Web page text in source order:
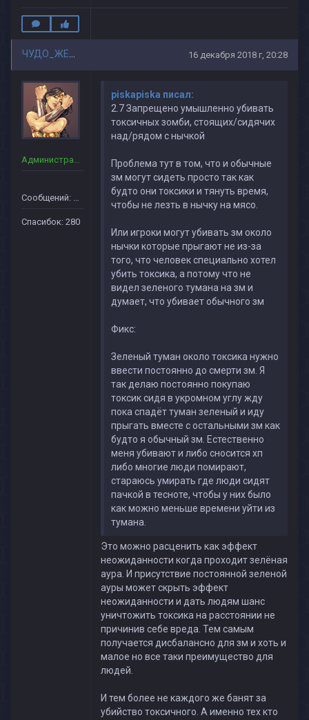
16 декабря 2018 г, 20:28
Администраторы
Сообщений: 90
Спасибок: 280
piskapiska писал:
2.7 Запрещено умышленно убивать
токсичных зомби, стоящих/сидячих
над/рядом с нычкой
Проблема тут в том, что и обычные
зм могут сидеть просто так как
будто они токсики и тянуть время,
чтобы не лезть в нычку на мясо.
Или игроки могут убивать зм около
нычки которые прыгают не из-за
того, что человек специально хотел
убить токсика, а потому что не
видел зеленого тумана на зм и
думает, что убивает обычного зм
Фикс:
Зеленый туман около токсика нужно
ввести постоянно до смерти зм. Я
так делаю постоянно покупаю
токсик сидя в укромном углу жду
пока спадёт туман зеленый и иду
прыгать вместе с остальными зм как
будто я обычный зм. Естественно
меня убивают и либо сносится хп
либо многие люди помирают,
стараюсь умирать где люди сидят
пачкой в тесноте, чтобы у них было
как можно меньше времени уйти из
тумана.
Это можно расценить как эффект
неожиданности когда проходит зелёная
аура. И присутствие постоянной зеленой
ауры может скрыть эффект
неожиданности и дать людям шанс
уничтожить токсика на расстоянии не
причинив себе вреда. Тем самым
получается дисбалансно для зм и хоть и
малое но все таки преимущество для
людей.
И тем более не каждого же банят за
убийство токсичного. А именно тех кто